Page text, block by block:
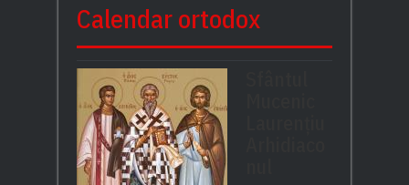
Calendar ortodox